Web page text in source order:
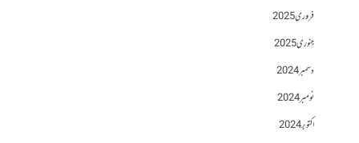
فروری 2025
جنوری 2025
دسمبر 2024
نومبر 2024
اکتوبر 2024